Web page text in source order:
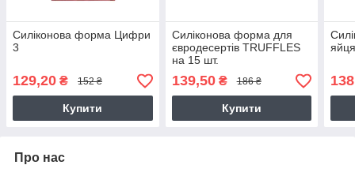
Силіконова форма Цифри
3
129,20 ₴ 152 ₴
Купити
Силіконова форма для
євродесертів TRUFFLES
на 15 шт.
139,50₴ 186 ₴
Купити
Про нас